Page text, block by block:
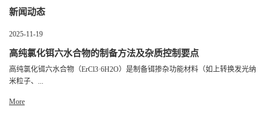
新闻动态
2025-11-19
高纯氯化铒六水合物的制备方法及杂质控制要点
高纯氯化铒六水合物（ErCl3·6H2O）是制备铒掺杂功能材料（如上转换发光纳
米粒子、...
More